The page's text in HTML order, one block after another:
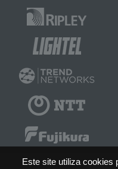
Este site utiliza cookies